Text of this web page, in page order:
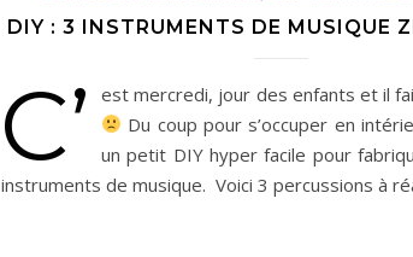
DIY : 3 INSTRUMENTS DE MUSIQUE
C’
est mercredi, jour des enfants et il
Du coup pour s’occuper en
un petit DIY hyper facile pour
instruments de musique. Voici 3 percussions à